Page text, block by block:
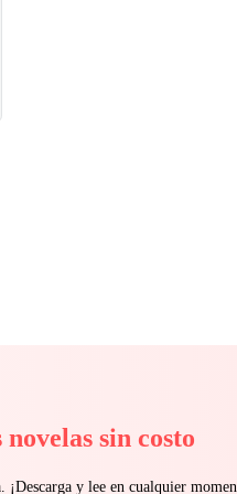
novelas sin costo
¡Descarga y lee en cualquier